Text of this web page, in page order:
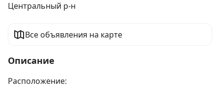
Центральный р-н
Все объявления на карте
Описание
Расположение: